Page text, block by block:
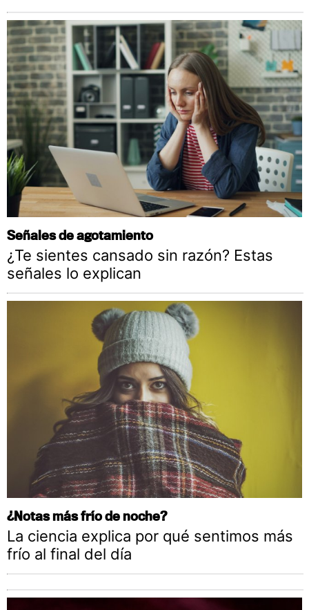
Señales de agotamiento
¿Te sientes cansado sin razón? Estas
señales lo explican
¿Notas más frío de noche?
La ciencia explica por qué sentimos más
frío al final del día